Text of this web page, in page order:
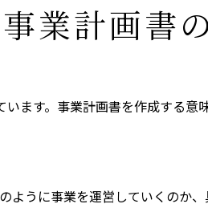
事業計画書
ます。事業計画書を作成する
ように事業を運営していくのか